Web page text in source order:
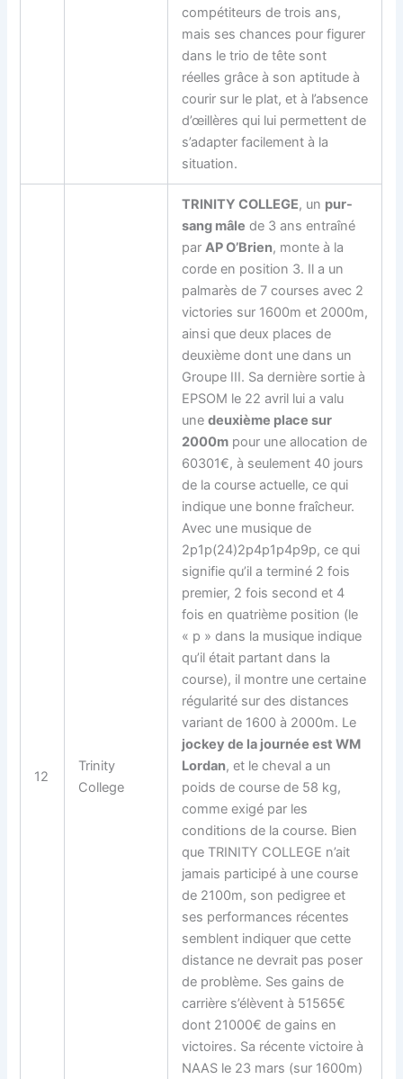
compétiteurs de trois ans,
mais ses chances pour figurer
dans le trio de tête sont
réelles grâce à son aptitude à
courir sur le plat, et à l’absence
d’œillères qui lui permettent de
s’adapter facilement à la
situation.
12
Trinity
College
TRINITY COLLEGE, un pur-
sang mâle de 3 ans entraîné
par AP O’Brien, monte à la
corde en position 3. Il a un
palmarès de 7 courses avec 2
victories sur 1600m et 2000m,
ainsi que deux places de
deuxième dont une dans un
Groupe III. Sa dernière sortie à
EPSOM le 22 avril lui a valu
unedeuxième place sur
2000m pour une allocation de
60301€, à seulement 40 jours
de la course actuelle, ce qui
indique une bonne fraîcheur.
Avec une musique de
2p1p(24)2p4p1p4p9p, ce qui
signifie qu’il a terminé 2 fois
premier, 2 fois second et 4
fois en quatrième position (le
« p » dans la musique indique
qu’il était partant dans la
course), il montre une certaine
régularité sur des distances
variant de 1600 à 2000m. Le
jockey de la journée est WM
Lordan, et le cheval a un
poids de course de 58 kg,
comme exigé par les
conditions de la course. Bien
que TRINITY COLLEGE n’ait
jamais participé à une course
de 2100m, son pedigree et
ses performances récentes
semblent indiquer que cette
distance ne devrait pas poser
de problème. Ses gains de
carrière s’élèvent à 51565€
dont 21000€ de gains en
victoires. Sa récente victoire à
NAAS le 23 mars (sur 1600m)